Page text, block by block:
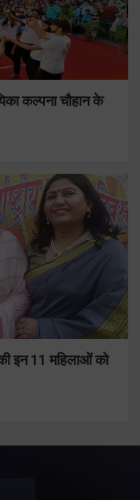
कल्पना चौहान के
इन 11 महिलाओं को